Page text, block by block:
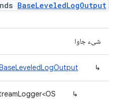
BaseLeveledLogOutput
شیء جاوا
↳
↳